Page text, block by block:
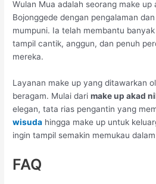
Wulan Mua adalah seorang make
Bojonggede dengan pengalaman
mumpuni. Ia telah membantu
tampil cantik, anggun, dan penuh
mereka.
Layanan make up yang ditawarkan
beragam. Mulai darimake up akad
elegan, tata rias pengantin yang
wisuda hingga make up untuk
ingin tampil semakin memukau
FAQ